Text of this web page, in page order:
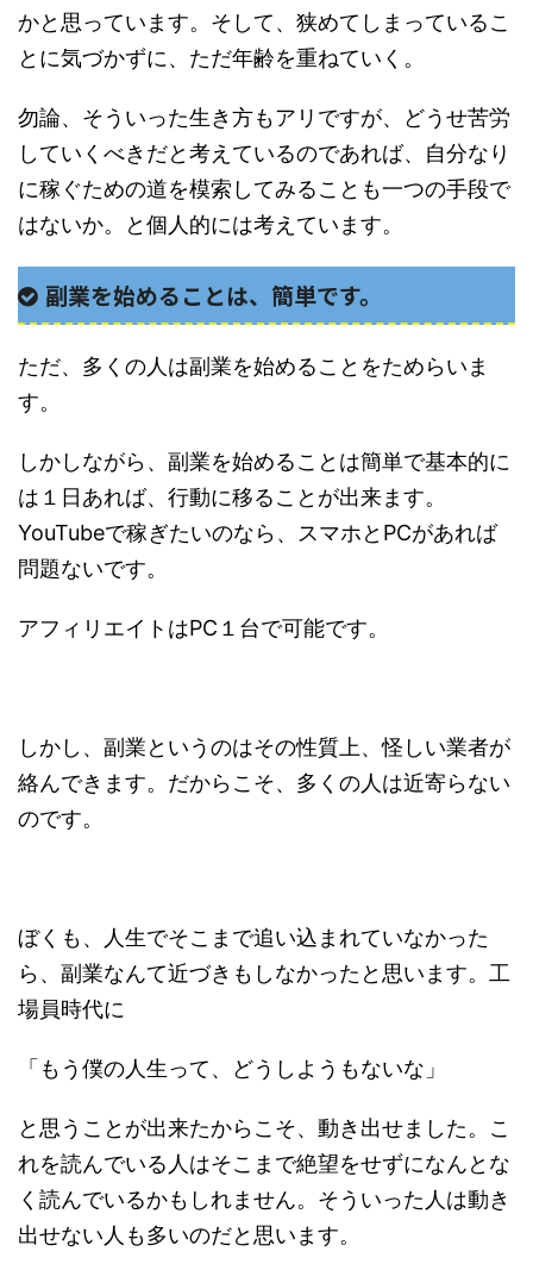
かと思っています。そして、狭めてしまっているこ
とに気づかずに、ただ年齢を重ねていく。
勿論、そういった生き方もアリですが、どうせ苦労
していくべきだと考えているのであれば、自分なり
に稼ぐための道を模索してみることも一つの手段で
はないか。と個人的には考えています。
副業を始めることは、簡単です。
ただ、多くの人は副業を始めることをためらいま
す。
しかしながら、副業を始めることは簡単で基本的に
は１日あれば、行動に移ることが出来ます。
YouTubeで稼ぎたいのなら、スマホとPCがあれば
問題ないです。
アフィリエイトはPC１台で可能です。
しかし、副業というのはその性質上、怪しい業者が
絡んできます。だからこそ、多くの人は近寄らない
のです。
ぼくも、人生でそこまで追い込まれていなかった
ら、副業なんて近づきもしなかったと思います。工
場員時代に
「もう僕の人生って、どうしようもないな」
と思うことが出来たからこそ、動き出せました。こ
れを読んでいる人はそこまで絶望をせずになんとな
く読んでいるかもしれません。そういった人は動き
出せない人も多いのだと思います。